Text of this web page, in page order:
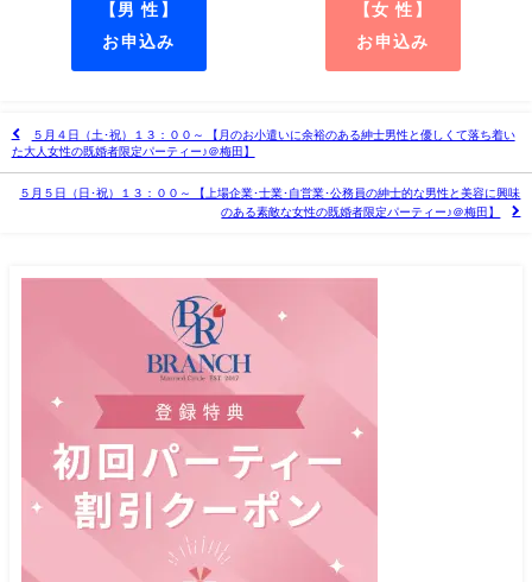
【男 性】
お申込み
【女 性】
お申込み
５月４日（土･祝）１３：００～ 【月のお小遣いに余裕のある紳士男性と優しくて落ち着い
た大人女性の既婚者限定パーティー♪＠梅田】
５月５日（日･祝）１３：００～ 【上場企業･士業･自営業･公務員の紳士的な男性と美容に興味
のある素敵な女性の既婚者限定パーティー♪＠梅田】